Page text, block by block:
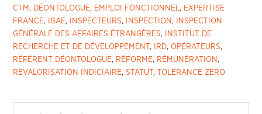
CTM , DÉONTOLOGUE, EMPLOI FONCTIONNEL, EXPERTISE
FRANCE, IGAE, INSPECTEURS, INSPECTION ,
INSPECTION
GÉNÉRALE DES AFFAIRES ÉTRANGÈRES,
INSTITUT DE
RECHERCHE ET DE DÉVELOPPEMENT , IRD,OPÉRATEURS,
RÉFÉRENT DÉONTOLOGUE, RÉFORME, RÉMUNÉRATION ,
REVALORISATION INDICIAIRE,STATUT , TOLÉRANCE ZÉRO